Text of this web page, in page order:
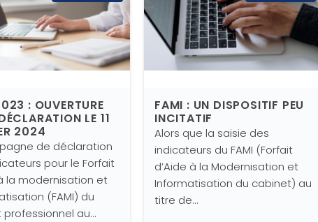
: OUVERTURE
LE 11
2024
de déclaration
pour le Forfait
la modernisation et
(FAMI) du
au…
FAMI : UN DISPOSITIF PEU
INCITATIF
Alors que la saisie des
indicateurs du FAMI (Forfait
d’Aide à la Modernisation et
Informatisation du cabinet) au
titre de…